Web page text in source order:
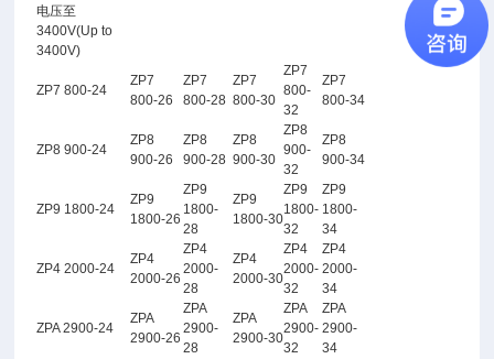
电压至
3400V(Up to
3400V)
ZP7 800-24
ZP7
800-26
ZP7
800-28
ZP7
800-30
ZP7
800-
32
ZP7
800-34
ZP8 900-24
ZP8
900-26
ZP8
900-28
ZP8
900-30
ZP8
900-
32
ZP8
900-34
ZP9 1800-24
ZP9
1800-26
ZP9
1800-
28
ZP9
1800-30
ZP9
1800-
32
ZP9
1800-
34
ZP4 2000-24
ZP4
2000-26
ZP4
2000-
28
ZP4
2000-30
ZP4
2000-
32
ZP4
2000-
34
ZPA 2900-24
ZPA
2900-26
ZPA
2900-
28
ZPA
2900-30
ZPA
2900-
32
ZPA
2900-
34